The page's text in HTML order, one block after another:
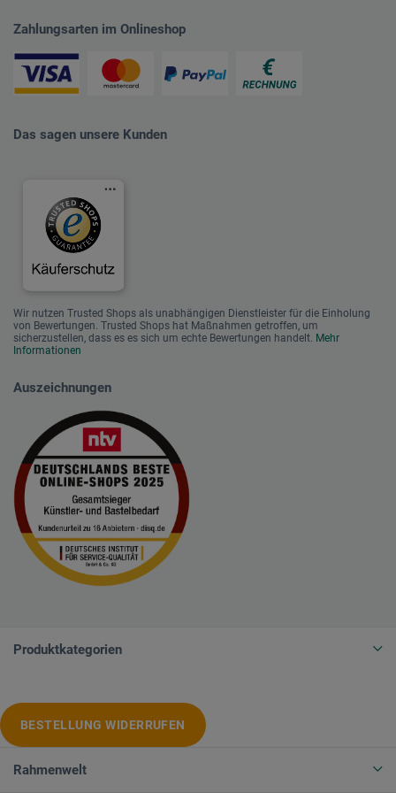
Zahlungsarten im Onlineshop
Das sagen unsere Kunden
Wir nutzen Trusted Shops als unabhängigen Dienstleister für die Einholung
von Bewertungen. Trusted Shops hat Maßnahmen getroffen, um
sicherzustellen, dass es es sich um echte Bewertungen handelt. Mehr
Informationen
Auszeichnungen
Produktkategorien
BESTELLUNG WIDERRUFEN
Rahmenwelt